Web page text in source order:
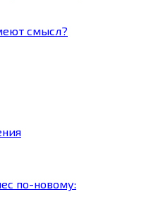
смысл?
по-новому: